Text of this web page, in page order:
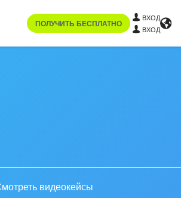
ПОЛУЧИТЬ БЕСПЛАТНО
ВХОД
ВХОД
видеокейсы